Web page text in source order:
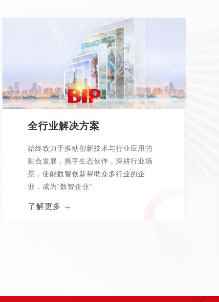
全行业解决方案
始终致力于推动创新技术与行业应用的
融合发展，携手生态伙伴，深耕行业场
景，使能数智创新帮助众多行业的企
业，成为“数智企业”
了解更多 →